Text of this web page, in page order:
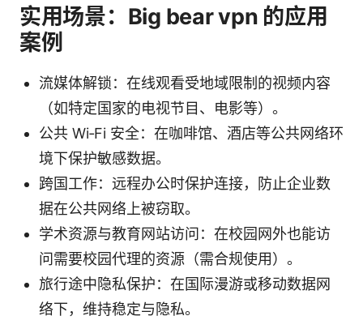
实用场景：Big bear vpn 的应用
案例
流媒体解锁：在线观看受地域限制的视频内容
（如特定国家的电视节目、电影等）。
公共 Wi‑Fi 安全：在咖啡馆、酒店等公共网络环
境下保护敏感数据。
跨国工作：远程办公时保护连接，防止企业数
据在公共网络上被窃取。
学术资源与教育网站访问：在校园网外也能访
问需要校园代理的资源（需合规使用）。
旅行途中隐私保护：在国际漫游或移动数据网
络下，维持稳定与隐私。